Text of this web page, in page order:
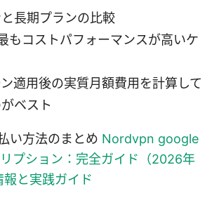
長期プランの比較
もコストパフォーマンスが高いケ
適用後の実質月額費用を計算して
ベスト
い方法のまとめ Nordvpn google
プション：完全ガイド（2026年
と実践ガイド